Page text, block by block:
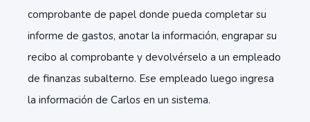
comprobante de papel donde pueda completar su
informe de gastos, anotar la información, engrapar su
recibo al comprobante y devolvérselo a un empleado
de finanzas subalterno. Ese empleado luego ingresa
la información de Carlos en un sistema.